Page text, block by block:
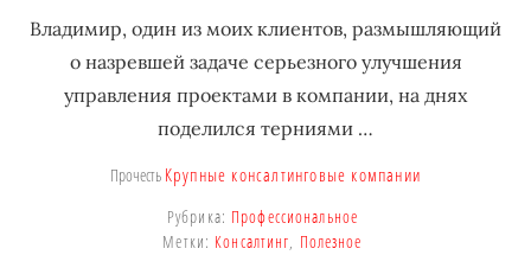
Владимир, один из моих клиентов, размышляющий
о назревшей задаче серьезного улучшения
управления проектами в компании, на днях
поделился терниями …
Прочесть Крупные консалтинговые компании
Рубрика: Профессиональное
Метки: Консалтинг Полезное